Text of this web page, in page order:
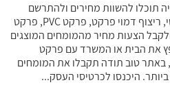
תוכלו להשוות מחירים ולהתרשם
ממגוון פתרונות הפרקט הסינטטי, ריצוף דמוי פרקט, פרקט PVC, פרקט
הצעות מחיר מהמומחים המוצגים
את הבית או המשרד עם פרקט
באתר טוב תודה תקבלו את המומחים
היכנסו לכרטיסי העסק...